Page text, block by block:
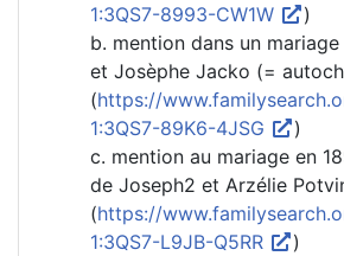
1:3QS7-8993-CW1W
)
b. mention dans un mariage
et Josèphe Jacko (=
(https://
1:3QS7-89K6-4JSG
)
c. mention au mariage en
de Joseph2 et Arzélie
(https://
1:3QS7-L9JB-Q5RR
)